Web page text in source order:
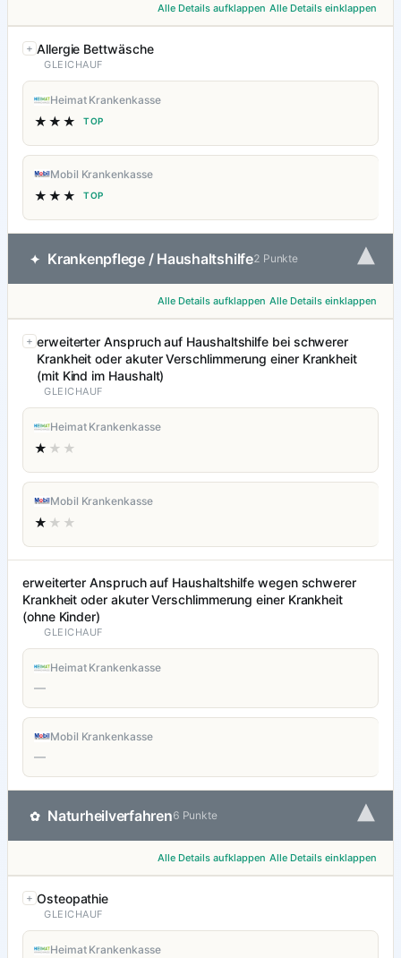
Alle Details aufklappen Alle Details einklappen
Allergie Bettwäsche
GLEICHAUF
Heimat Krankenkasse
★★★ TOP
Mobil Krankenkasse
★★★ TOP
✦ Krankenpflege / Haushaltshilfe2 Punkte ▾
Alle Details aufklappen Alle Details einklappen
erweiterter Anspruch auf Haushaltshilfe bei schwerer
Krankheit oder akuter Verschlimmerung einer Krankheit
(mit Kind im Haushalt)
GLEICHAUF
Heimat Krankenkasse
★ ★★
Mobil Krankenkasse
★ ★★
erweiterter Anspruch auf Haushaltshilfe wegen schwerer
Krankheit oder akuter Verschlimmerung einer Krankheit
(ohne Kinder)
GLEICHAUF
Heimat Krankenkasse
—
Mobil Krankenkasse
—
✿ Naturheilverfahren6 Punkte ▾
Alle Details aufklappen Alle Details einklappen
Osteopathie
GLEICHAUF
Heimat Krankenkasse